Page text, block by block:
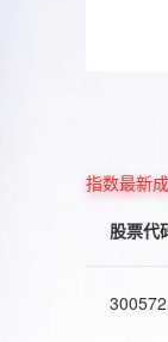
指数最新
股票代